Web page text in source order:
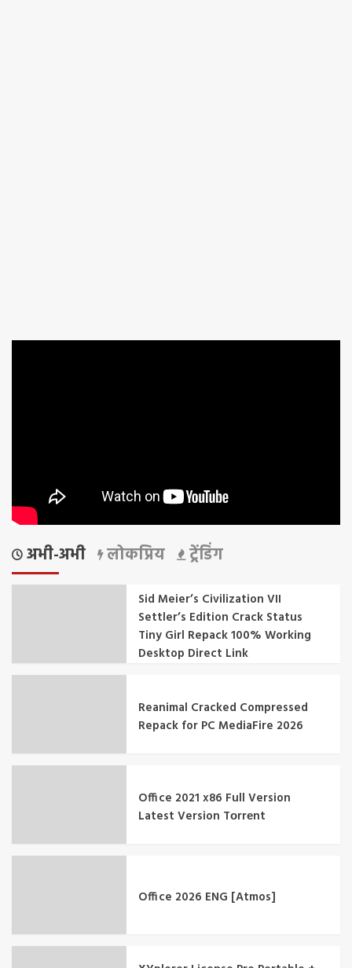
अभी-अभी लोकप्रिय ट्रेंडिंग
Sid Meier’s Civilization VII
Settler’s Edition Crack Status
Tiny Girl Repack 100% Working
Desktop Direct Link
Reanimal Cracked Compressed
Repack for PC MediaFire 2026
Office 2021 x86 Full Version
Latest Version Tоrrеnt
Office 2026 ENG [Atmos]